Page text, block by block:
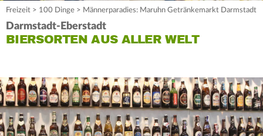
Freizeit > 100 Dinge > Männerparadies: Maruhn Getränkemarkt Darmstadt
Darmstadt-Eberstadt
BIERSORTEN AUS ALLER WELT